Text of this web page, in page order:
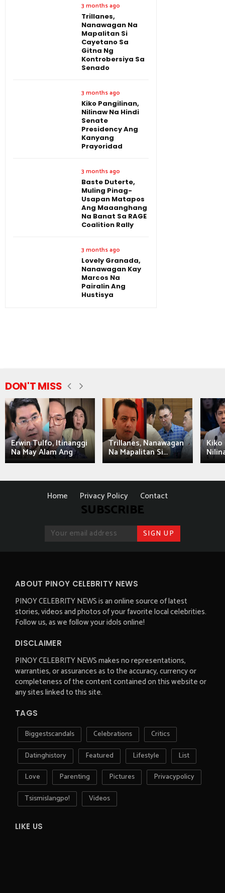
3 months ago
Trillanes,
Nanawagan Na
Mapalitan Si
Cayetano Sa
Gitna Ng
Kontrobersiya Sa
Senado
3 months ago
Kiko Pangilinan,
Nilinaw Na Hindi
Senate
Presidency Ang
Kanyang
Prayoridad
3 months ago
Baste Duterte,
Muling Pinag-
Usapan Matapos
Ang Maaanghang
Na Banat Sa RAGE
Coalition Rally
3 months ago
Lovely Granada,
Nanawagan Kay
Marcos Na
Pairalin Ang
Hustisya
DON'T MISS
Erwin Tulfo, Itinanggi
Na May Alam Ang
Trillanes, Nanawagan
Na Mapalitan Si...
Kiko
Home Privacy Policy Contact
SUBSCRIBE
ABOUT PINOY CELEBRITY NEWS
PINOY CELEBRITY NEWS is an online source of latest
stories, videos and photos of your favorite local celebrities.
Follow us, as we follow your idols online!
DISCLAIMER
PINOY CELEBRITY NEWS makes no representations,
warranties, or assurances as to the accuracy, currency or
completeness of the content contained on this website or
any sites linked to this site.
TAGS
Biggestscandals Celebrations
Critics
Datinghistory
Featured Lifestyle
List
Love
Parenting Pictures
Privacypolicy
Tsismislangpo!
Videos
LIKE US